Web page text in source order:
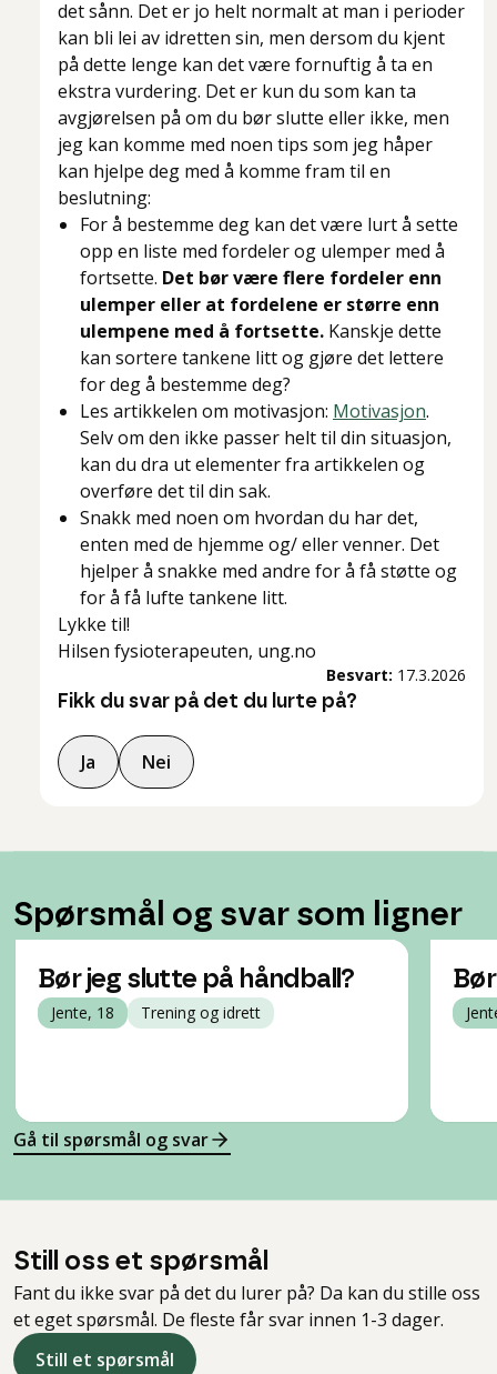
det sånn. Det er jo helt normalt at man i perioder
kan bli lei av idretten sin, men dersom du kjent
på dette lenge kan det være fornuftig å ta en
ekstra vurdering. Det er kun du som kan ta
avgjørelsen på om du bør slutte eller ikke, men
jeg kan komme med noen tips som jeg håper
kan hjelpe deg med å komme fram til en
beslutning:
For å bestemme deg kan det være lurt å sette
opp en liste med fordeler og ulemper med å
fortsette. Det bør være flere fordeler enn
ulemper eller at fordelene er større enn
ulempene med å fortsette. Kanskje dette
kan sortere tankene litt og gjøre det lettere
for deg å bestemme deg?
Les artikkelen om motivasjon: Motivasjon.
Selv om den ikke passer helt til din situasjon,
kan du dra ut elementer fra artikkelen og
overføre det til din sak.
Snakk med noen om hvordan du har det,
enten med de hjemme og/ eller venner. Det
hjelper å snakke med andre for å få støtte og
for å få lufte tankene litt.
Lykke til!
Hilsen fysioterapeuten, ung.no
Besvart: 17.3.2026
Fikk du svar på det du lurte på?
Ja Nei
Spørsmål og svar som ligner
Bør jeg slutte på håndball?
Jente, 18 Trening og idrett
Gå til spørsmål og svar
Still oss et spørsmål
Fant du ikke svar på det du lurer på? Da kan du stille oss
et eget spørsmål. De fleste får svar innen 1-3 dager.
Still et spørsmål